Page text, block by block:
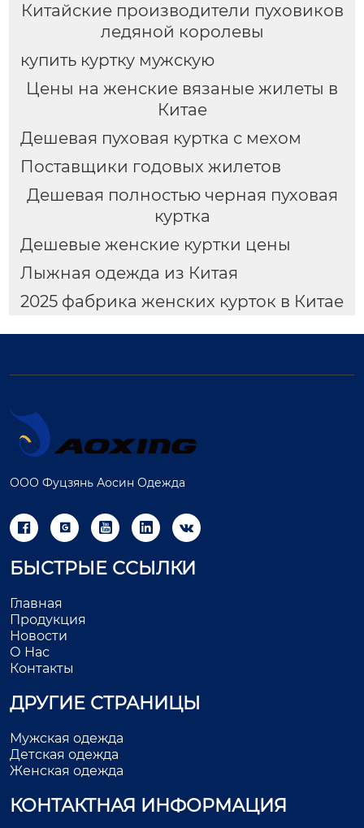
Китайские производители пуховиков
ледяной королевы
купить куртку мужскую
Цены на женские вязаные жилеты в
Китае
Дешевая пуховая куртка с мехом
Поставщики годовых жилетов
Дешевая полностью черная пуховая
куртка
Дешевые женские куртки цены
Лыжная одежда из Китая
2025 фабрика женских курток в Китае
ООО Фуцзянь Аосин Одежда
    
БЫСТРЫЕ ССЫЛКИ
Главная
Продукция
Новости
О Нас
Контакты
ДРУГИЕ СТРАНИЦЫ
Мужская одежда
Детская одежда
Женская одежда
КОНТАКТНАЯ ИНФОРМАЦИЯ